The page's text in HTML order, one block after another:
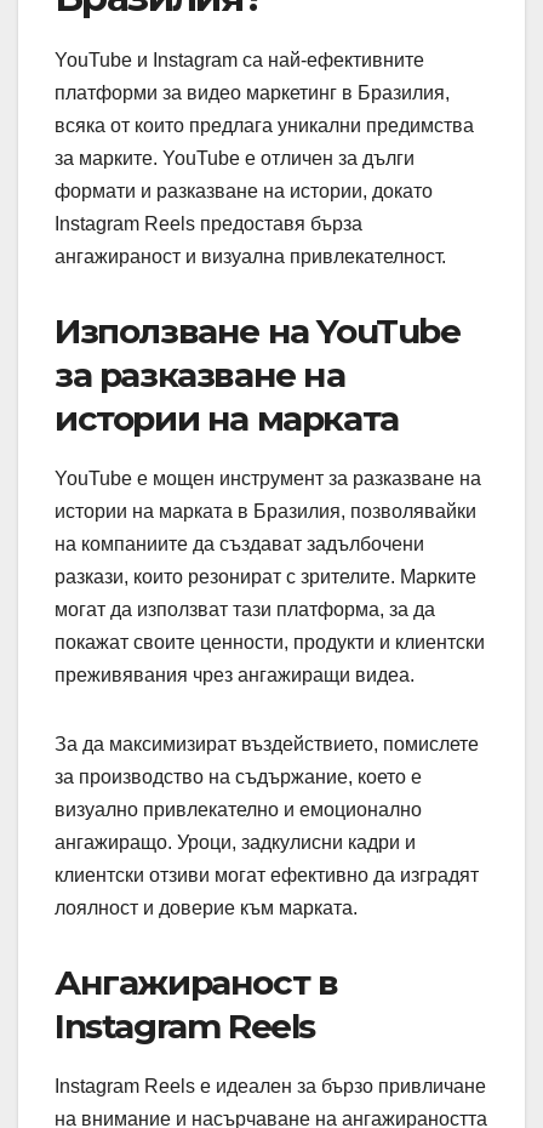
YouTube и Instagram са най-ефективните
платформи за видео маркетинг в Бразилия,
всяка от които предлага уникални предимства
за марките. YouTube е отличен за дълги
формати и разказване на истории, докато
Instagram Reels предоставя бърза
ангажираност и визуална привлекателност.
Използване на YouTube
за разказване на
истории на марката
YouTube е мощен инструмент за разказване на
истории на марката в Бразилия, позволявайки
на компаниите да създават задълбочени
разкази, които резонират с зрителите. Марките
могат да използват тази платформа, за да
покажат своите ценности, продукти и клиентски
преживявания чрез ангажиращи видеа.
За да максимизират въздействието, помислете
за производство на съдържание, което е
визуално привлекателно и емоционално
ангажиращо. Уроци, задкулисни кадри и
клиентски отзиви могат ефективно да изградят
лоялност и доверие към марката.
Ангажираност в
Instagram Reels
Instagram Reels е идеален за бързо привличане
на внимание и насърчаване на ангажираността